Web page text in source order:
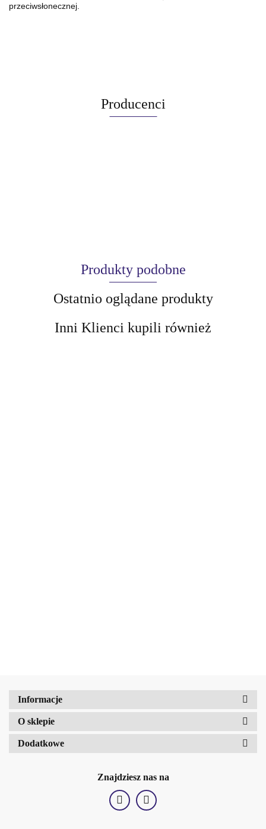
przeciwsłonecznej.
Producenci
BellaOggi
Produkty podobne
Ostatnio oglądane produkty
Inni Klienci kupili również
Informacje
O sklepie
Dodatkowe
Znajdziesz nas na